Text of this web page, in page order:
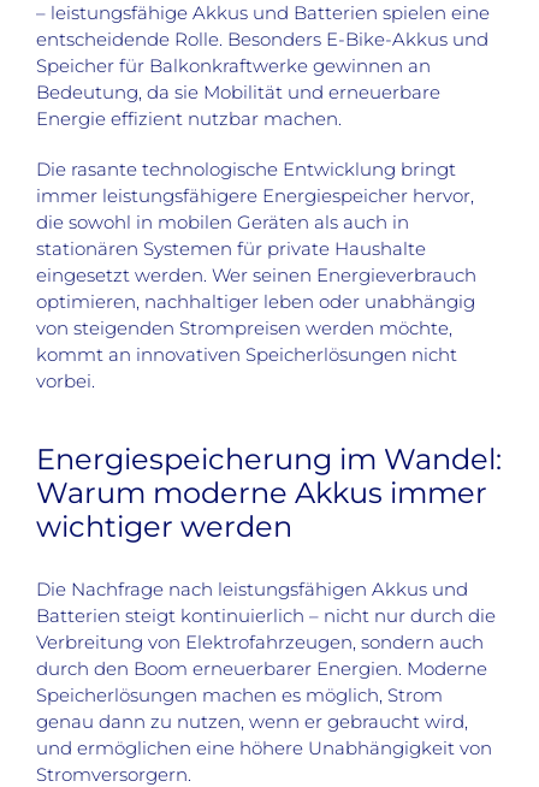
– leistungsfähige Akkus und Batterien spielen eine
entscheidende Rolle. Besonders E-Bike-Akkus und
Speicher für Balkonkraftwerke gewinnen an
Bedeutung, da sie Mobilität und erneuerbare
Energie effizient nutzbar machen.
Die rasante technologische Entwicklung bringt
immer leistungsfähigere Energiespeicher hervor,
die sowohl in mobilen Geräten als auch in
stationären Systemen für private Haushalte
eingesetzt werden. Wer seinen Energieverbrauch
optimieren, nachhaltiger leben oder unabhängig
von steigenden Strompreisen werden möchte,
kommt an innovativen Speicherlösungen nicht
vorbei.
Energiespeicherung im Wandel:
Warum moderne Akkus immer
wichtiger werden
Die Nachfrage nach leistungsfähigen Akkus und
Batterien steigt kontinuierlich – nicht nur durch die
Verbreitung von Elektrofahrzeugen, sondern auch
durch den Boom erneuerbarer Energien. Moderne
Speicherlösungen machen es möglich, Strom
genau dann zu nutzen, wenn er gebraucht wird,
und ermöglichen eine höhere Unabhängigkeit von
Stromversorgern.